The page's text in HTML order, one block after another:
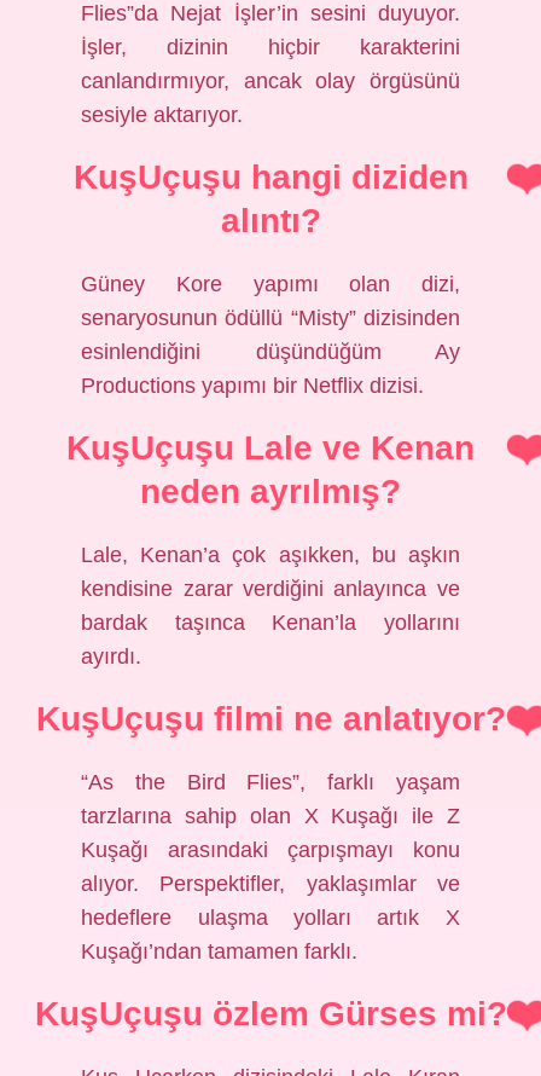
Flies”da Nejat İşler’in sesini duyuyor.
İşler, dizinin hiçbir karakterini
canlandırmıyor, ancak olay örgüsünü
sesiyle aktarıyor.
KuşUçuşu hangi diziden
alıntı?
Güney Kore yapımı olan dizi,
senaryosunun ödüllü “Misty” dizisinden
esinlendiğini düşündüğüm Ay
Productions yapımı bir Netflix dizisi.
KuşUçuşu Lale ve Kenan
neden ayrılmış?
Lale, Kenan’a çok aşıkken, bu aşkın
kendisine zarar verdiğini anlayınca ve
bardak taşınca Kenan’la yollarını
ayırdı.
KuşUçuşu filmi ne anlatıyor?
“As the Bird Flies”, farklı yaşam
tarzlarına sahip olan X Kuşağı ile Z
Kuşağı arasındaki çarpışmayı konu
alıyor. Perspektifler, yaklaşımlar ve
hedeflere ulaşma yolları artık X
Kuşağı’ndan tamamen farklı.
KuşUçuşu özlem Gürses mi?